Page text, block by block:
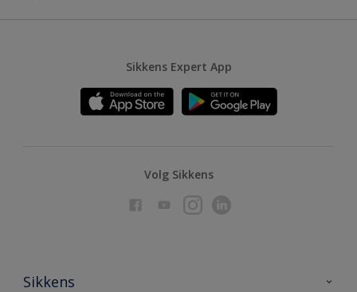
Sikkens Expert App
Volg Sikkens
Sikkens